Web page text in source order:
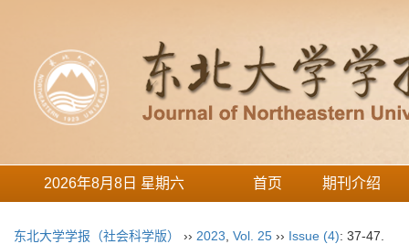
2026年8月8日 星期六 首页 期刊介绍
东北大学学报（社会科学版） ›› 2023 Vol. 25 ›› Issue (4): 37-47.